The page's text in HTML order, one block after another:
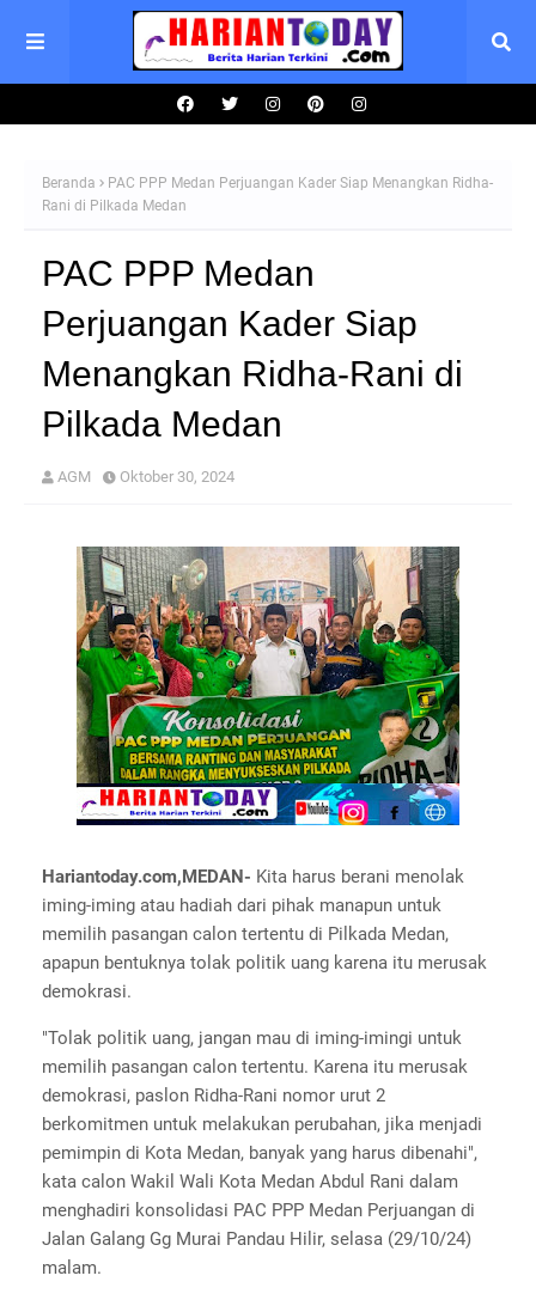
Beranda
PAC PPP Medan Perjuangan Kader Siap Menangkan Ridha-
Rani di Pilkada Medan
PAC PPP Medan
Perjuangan Kader Siap
Menangkan Ridha-Rani di
Pilkada Medan
AGM Oktober 30, 2024
Hariantoday.com,MEDAN- Kita harus berani menolak
iming-iming atau hadiah dari pihak manapun untuk
memilih pasangan calon tertentu di Pilkada Medan,
apapun bentuknya tolak politik uang karena itu merusak
demokrasi.
"Tolak politik uang, jangan mau di iming-imingi untuk
memilih pasangan calon tertentu. Karena itu merusak
demokrasi, paslon Ridha-Rani nomor urut 2
berkomitmen untuk melakukan perubahan, jika menjadi
pemimpin di Kota Medan, banyak yang harus dibenahi",
kata calon Wakil Wali Kota Medan Abdul Rani dalam
menghadiri konsolidasi PAC PPP Medan Perjuangan di
Jalan Galang Gg Murai Pandau Hilir, selasa (29/10/24)
malam.